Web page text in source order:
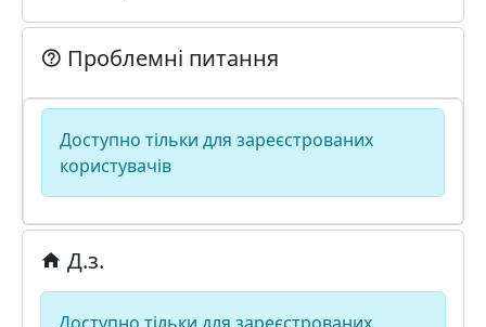
Проблемні питання
Доступно тільки для зареєстрованих
користувачів
Д.з.